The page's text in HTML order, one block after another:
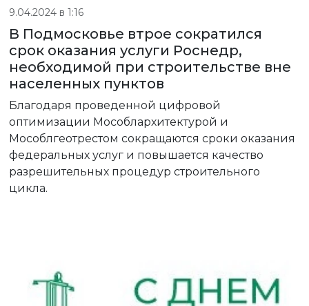
В Подмосковье втрое сократился
срок оказания услуги Роснедр,
необходимой при строительстве вне
населенных пунктов
Благодаря проведенной цифровой
оптимизации Мособлархитектурой и
Мособлгеотрестом сокращаются сроки оказания
федеральных услуг и повышается качество
разрешительных процедур строительного
цикла.
9.04.2024 в 1:16